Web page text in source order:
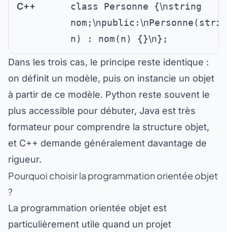
C++ class Personne {\nstring
nom;\npublic:\n
n) : nom(n) {}\n};
Dans les trois cas, le principe reste identique :
on définit un modèle, puis on instancie un objet
à partir de ce modèle. Python reste souvent le
plus accessible pour débuter, Java est très
formateur pour comprendre la structure objet,
et C++ demande généralement davantage de
rigueur.
Pourquoi choisir la programmation orientée objet
?
La programmation orientée objet est
particulièrement utile quand un projet